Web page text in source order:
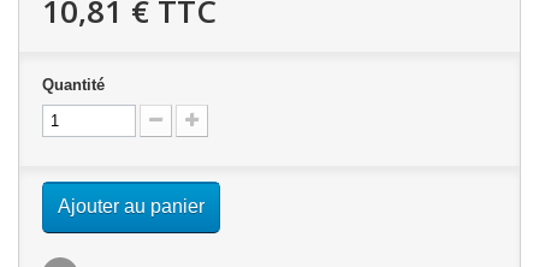
10,81 € TTC
Quantité
Ajouter au panier